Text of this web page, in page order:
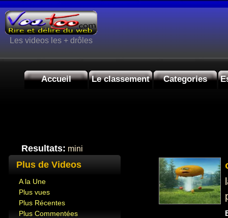
Les videos les + drôles
Accueil Le classement Categories
Resultats: mini
Plus de Videos
A la Une
Plus vues
Plus Récentes
Plus Commentées